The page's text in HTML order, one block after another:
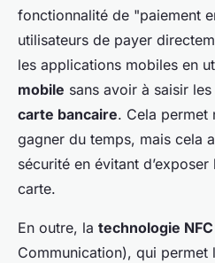
fonctionnalité de "paiement
utilisateurs de payer
les applications mobiles en
mobile sans avoir à saisir
carte bancaire. Cela permet
gagner du temps, mais cela
sécurité en évitant
carte.
En outre, la technologie NFC
Communication), qui permet